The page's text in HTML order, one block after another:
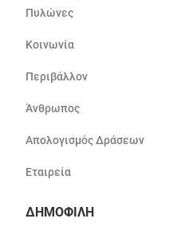
Πυλώνες
Κοινωνία
Περιβάλλον
Άνθρωπος
Απολογισμός Δράσεων
Εταιρεία
ΔΗΜΟΦΙΛΗ